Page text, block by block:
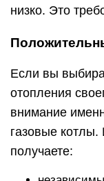
низко. Это
Если вы
отопления
внимание
газовые котлы.
получаете: